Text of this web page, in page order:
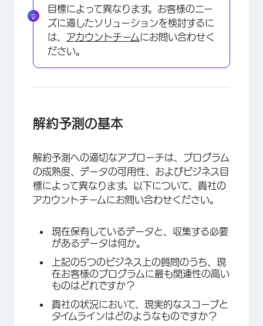
目標によって異なります。お客様のニー
ズに適したソリューションを検討するに
は、 アカウントチームにお問い合わせく
ださい。
解約予測の基本
解約予測への適切なアプローチは、プログラム
の成熟度、データの可用性、およびビジネス目
標によって異なります。以下について、貴社の
アカウントチームにお問い合わせください。
現在保有しているデータと、収集する必要
があるデータは何か。
上記の5つのビジネス上の質問のうち、現
在お客様のプログラムに最も関連性の高い
ものはどれですか？
貴社の状況において、現実的なスコープと
タイムラインはどのようなものですか？